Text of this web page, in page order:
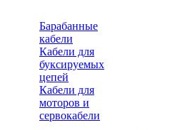
Барабанные
кабели
Кабели для
буксируемых
цепей
Кабели для
моторов и
сервокабели